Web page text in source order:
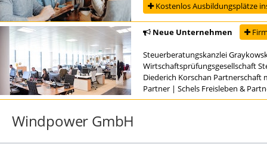
Kostenlos Ausbildungsplätze
Neue Unternehmen
Steuerberatungskanzlei
Wirtschaftsprüfungsgesellschaft
Diederich Korschan Partnerschaft
Partner | Schels Freisleben &
Windpower GmbH